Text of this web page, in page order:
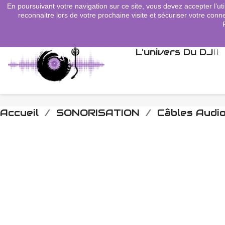
search
L'univers Du DJ
Accueil SONORISATION Câbles
En poursuivant votre navigation sur ce site, vous devez accepter
reconnaitre lors de votre prochaine visite et sécuriser votre